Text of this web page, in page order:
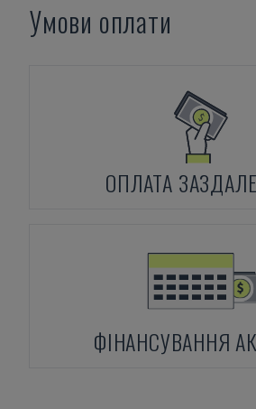
Умови оплати
ОПЛАТА
ФІНАНСУВАННЯ